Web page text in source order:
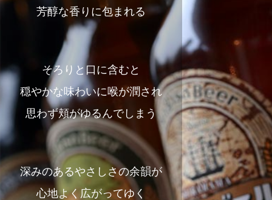
芳醇な香りに包まれる
そろりと口に含むと
穏やかな味わいに喉が潤され
思わず頬がゆるんでしまう
深みのあるやさしさの余韻が
心地よく広がってゆく